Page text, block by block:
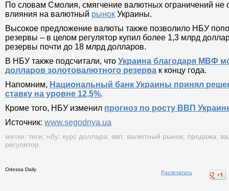
По словам Смолия, смягчение валютных ограничений не
влияния на валютный рынок Украины.
Высокое предложение валюты также позволило НБУ
резервы – в целом регулятор купил более 1,3 млрд
резервы почти до 18 млрд долларов.
В НБУ также подсчитали, что Украина благодаря МВФ
долларов золотовалютного резерва к концу года.
Напомним, Национальный банк Украины принял
ставку на уровне 12,5%.
Кроме того, НБУ изменил прогноз по росту ВВП
Источник: www.segodnya.ua
метки: теги; нбу; курс доллара; ввп; валютный рынок; продажа;
регулятор
Odessa Daily